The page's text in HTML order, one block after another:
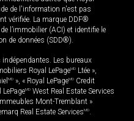
de l'information n'est pas
vérifiée. La marque DDF®
l’immobilier (ACI) et identifie le
de données (SDD®).
Les bureaux
Royal LePageMD Ltée »,
MD », « Royal LePageMD Credit
LePageMD West Real Estate Services
Mont-Tremblant »
Real Estate ServicesMD.